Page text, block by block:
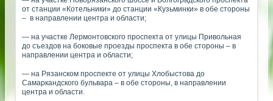
от станции «Котельники» до станции «Кузьминки» в обе стороны
– в направлении центра и области;
— на участке Лермонтовского проспекта от улицы Привольная
до съездов на боковые проезды проспекта в обе стороны – в
направлении центра и области;
— на Рязанском проспекте от улицы Хлобыстова до
Самаркандского бульвара – в обе стороны, в направлении
центра и области.